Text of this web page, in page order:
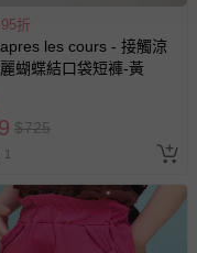
與實際成品還是會有些
知媽咪並協助取消退款
豫期權益，但此期間
未經使用的全新狀態，
品等。
折
les cours - 接觸涼
蝴蝶結口袋短褲-黃
$725
1